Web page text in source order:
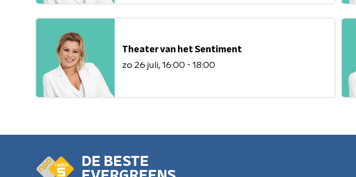
Theater van het Sentiment
zo 26 juli 16:00 - 18:00
DE BESTE